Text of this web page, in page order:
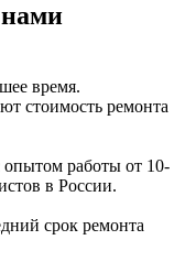
время.
стоимость ремонта
опытом работы от 10-
в России.
срок ремонта